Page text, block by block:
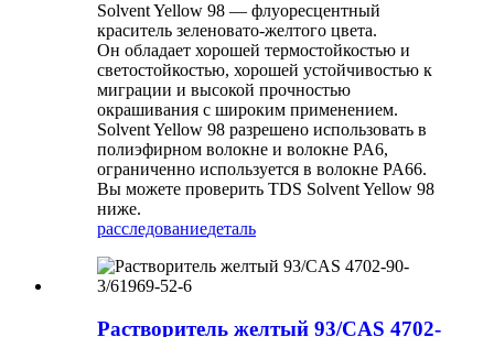
Solvent Yellow 98 — флуоресцентный
краситель зеленовато-желтого цвета.
Он обладает хорошей термостойкостью и
светостойкостью, хорошей устойчивостью к
миграции и высокой прочностью
окрашивания с широким применением.
Solvent Yellow 98 разрешено использовать в
полиэфирном волокне и волокне PA6,
ограниченно используется в волокне PA66.
Вы можете проверить TDS Solvent Yellow 98
ниже.
расследованиедеталь
Растворитель желтый 93/CAS 4702-